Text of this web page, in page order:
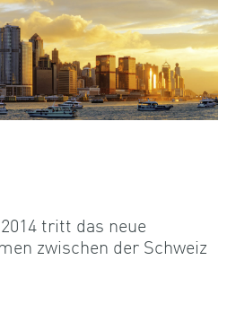
tritt das neue
zwischen der Schweiz